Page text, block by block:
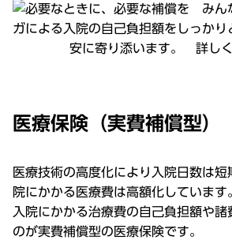
医療保険（実費補償型）
医療技術の高度化により入院日数は短
院にかかる医療費は高額化しています
入院にかかる治療費の自己負担額や諸
のが実費補償型の医療保険です。